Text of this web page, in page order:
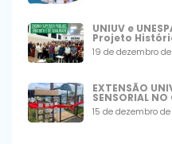
UNIUV e
Projeto
19 de dezembro
EXTENSÃO
SENSORIAL NO
15 de dezembro